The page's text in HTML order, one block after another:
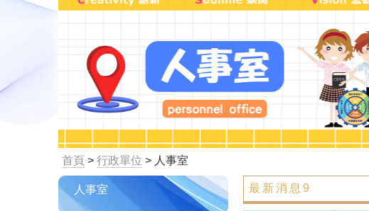
首頁 > 行政單位 > 人事室
人事室 最新消息9